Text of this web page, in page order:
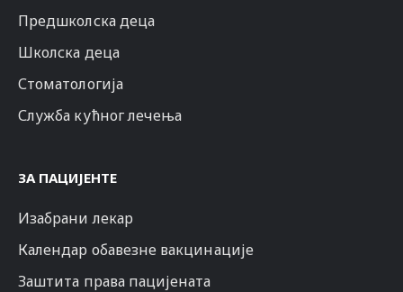
Предшколска деца
Школска деца
Стоматологија
Служба кућног лечења
ЗА ПАЦИЈЕНТЕ
Изабрани лекар
Календар обавезне вакцинације
Заштита права пацијената